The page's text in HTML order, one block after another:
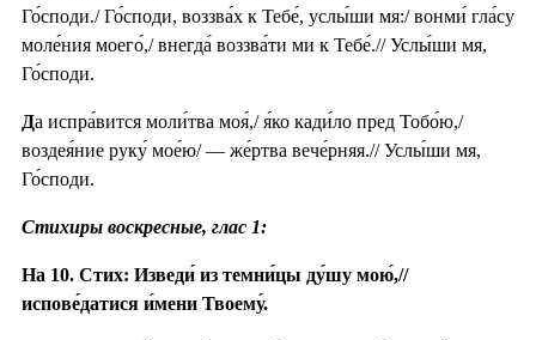
Го́споди./ Го́споди, воззва́х к Тебе́, услы́ши мя:/ вонми́ гла́су
моле́ния моего́,/ внегда́ воззва́ти ми к Тебе́.// Услы́ши мя,
Го́споди.
Да испра́вится моли́тва моя́,/ я́ко кади́ло пред Тобо́ю,/
воздея́ние руку́ мое́ю/ — же́ртва вече́рняя.// Услы́ши мя,
Го́споди.
Стихиры воскресные, глас 1:
На 10. Стих: Изведи́ из темни́цы ду́шу мою́,//
испове́датися и́мени Твоему́.